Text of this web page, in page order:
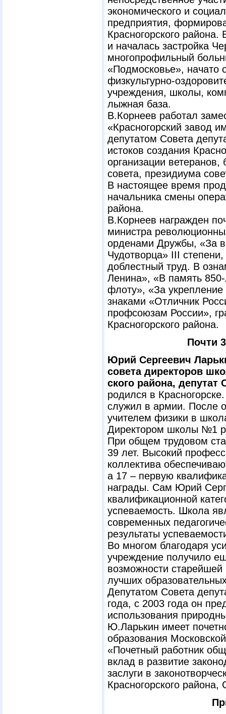
экономического и
предприятия,
Красногорского
и началась застройка
многопрофильный
«Подмосковье», начато
физкультурно-
учреждения, школы,
лыжная база.
В.Корнеев работал
«Красногорский завод
депутатом Совета
истоков создания
организации ветеранов,
совета, президиума
В настоящее время
начальника смены
района.
В.Корнеев награжден
министра
орденами Дружбы, «За
Чудотворца» III
доблестный труд. В
Ленина», «В память
флоту», «За укрепление
знаками «Отличник
профсоюзам России»,
Красногорского района.
Почти
Юрий Сергеевич
совета директоров
ского района, депутат
родился в
служил в армии. После
учителем физики в
Директором школы №1
При общем трудовом
39 лет. Высокий
коллектива
а 17 – первую
награды. Сам Юрий
квалификационной
успеваемость. Школа
современных
результаты
Во многом благодаря
учреждение получило
возможности
лучших
Депутатом Совета
года, с 2003 года он
использования
Ю.Ларькин имеет
образования
«Почетный работник
вклад в развитие
заслуги в
Красногорского района,